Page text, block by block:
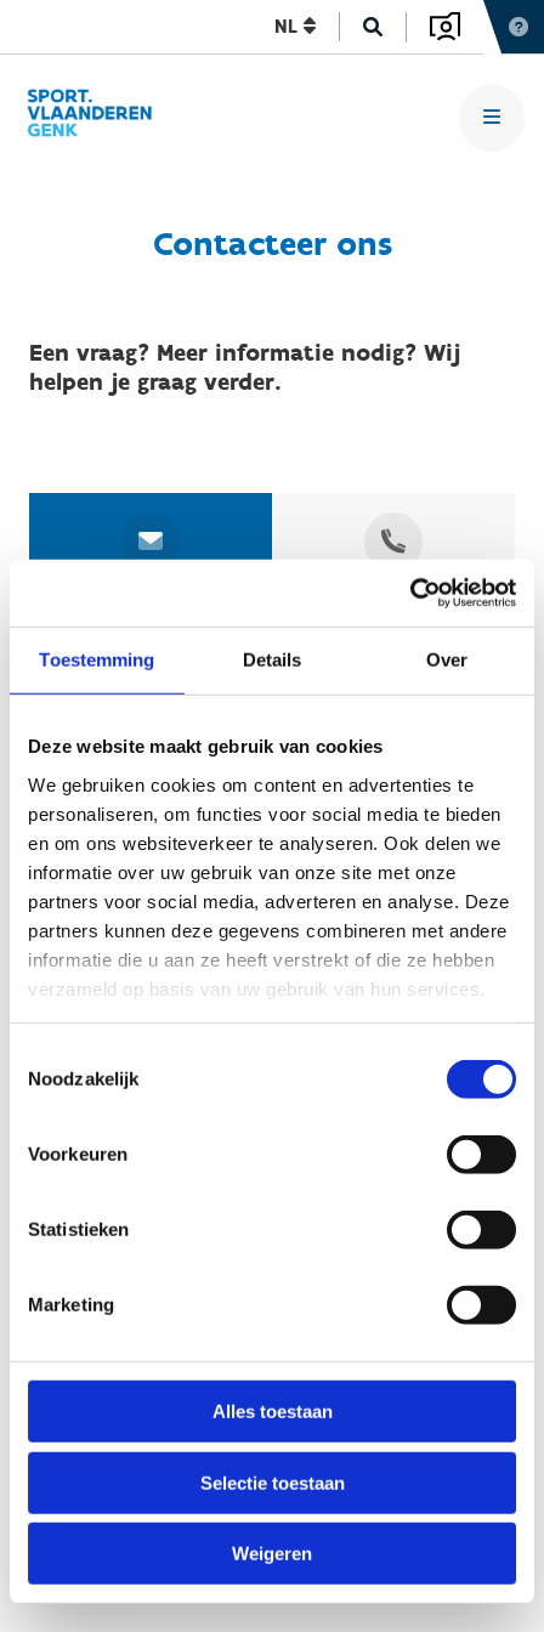
Toestemming Details Over
Deze website maakt gebruik van cookies
We gebruiken cookies om content en advertenties te
personaliseren, om functies voor social media te bieden
en om ons websiteverkeer te analyseren. Ook delen we
informatie over uw gebruik van onze site met onze
partners voor social media, adverteren en analyse. Deze
partners kunnen deze gegevens combineren met andere
informatie die u aan ze heeft verstrekt of die ze hebben
verzameld op basis van uw gebruik van hun services.
Noodzakelijk
Voorkeuren
Statistieken
Marketing
Alles toestaan
Selectie toestaan
Weigeren
NL
Contacteer ons
Een vraag? Meer informatie nodig? Wij
helpen je graag verder.
Geef aan tot welk domein jouw vraag behoort
KIES EEN DOMEIN
Jouw vraag
Anti-Robot Verification
Click to start verification
Verzend